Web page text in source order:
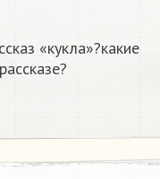
«кукла»?какие